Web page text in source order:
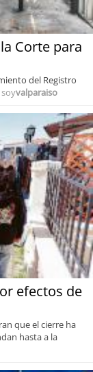
Corte para
del Registro
soyvalparaiso
efectos de
que el cierre ha
hasta a la